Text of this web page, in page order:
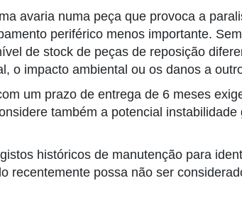
avaria numa peça que provoca a
periférico menos importante.
de stock de peças de reposição
o impacto ambiental ou os danos a
um prazo de entrega de 6 meses
também a potencial
históricos de manutenção para
recentemente possa não ser